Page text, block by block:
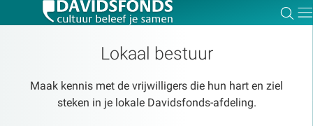
Lokaal bestuur
Maak kennis met de vrijwilligers die hun hart en ziel
steken in je lokale Davidsfonds-afdeling.